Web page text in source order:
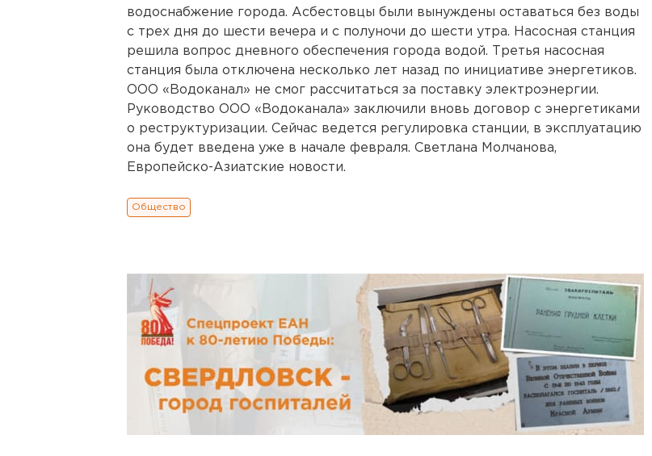
водоснабжение города. Асбестовцы были вынуждены оставаться без воды
с трех дня до шести вечера и с полуночи до шести утра. Насосная станция
решила вопрос дневного обеспечения города водой. Третья насосная
станция была отключена несколько лет назад по инициативе энергетиков.
ООО «Водоканал» не смог рассчитаться за поставку электроэнергии.
Руководство ООО «Водоканала» заключили вновь договор с энергетиками
о реструктуризации. Сейчас ведется регулировка станции, в эксплуатацию
она будет введена уже в начале февраля. Светлана Молчанова,
Европейско-Азиатские новости.
Общество